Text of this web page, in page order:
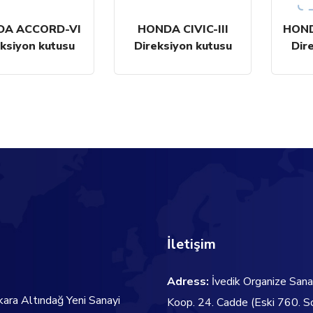
ACCORD-VI
kutusu
HONDA CIVIC-III
Direksiyon kutusu
Altındağ Yeni Sanayi
İletişim
Adress: İvedik Organize
Koop. 24. Cadde (Eski 760.